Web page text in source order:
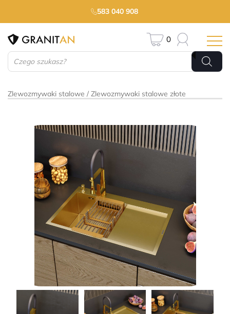
583 040 908
Wyszukiwarka
produktów
0
Zlewozmywaki stalowe Zlewozmywaki stalowe złote